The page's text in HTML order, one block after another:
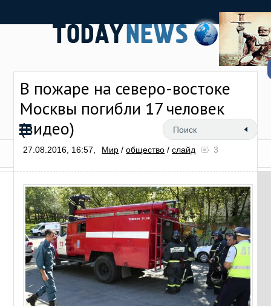
В пожаре на северо-востоке
Москвы погибли 17 человек
(видео)
27.08.2016, 16:57, Мир /общество /слайд 3